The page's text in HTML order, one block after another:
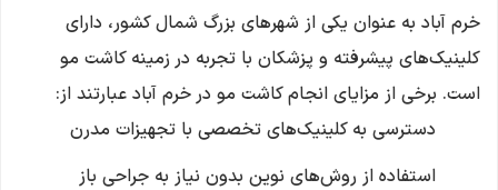
خرم آباد به عنوان یکی از شهرهای بزرگ شمال کشور، دارای
کلینیک‌های پیشرفته و پزشکان با تجربه در زمینه کاشت مو
است. برخی از مزایای انجام کاشت مو در خرم آباد عبارتند از:
دسترسی به کلینیک‌های تخصصی با تجهیزات مدرن
استفاده از روش‌های نوین بدون نیاز به جراحی باز